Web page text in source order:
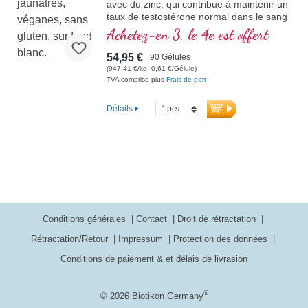
avec du zinc, qui contribue à maintenir un
taux de testostérone normal dans le sang
et avec de la pipérine
Achetez-en 3, le 4e est offert
54,95 € 90 Gélules
(947,41 €/kg, 0,61 €/Gélule)
TVA comprise plus Frais de port
Détails
© 2026 Biotikon Germany®
Conditions générales Contact
Droit de rétractation
Rétractation/Retour
Impressum
Protection des données
Conditions de paiement & et délais de livrasion